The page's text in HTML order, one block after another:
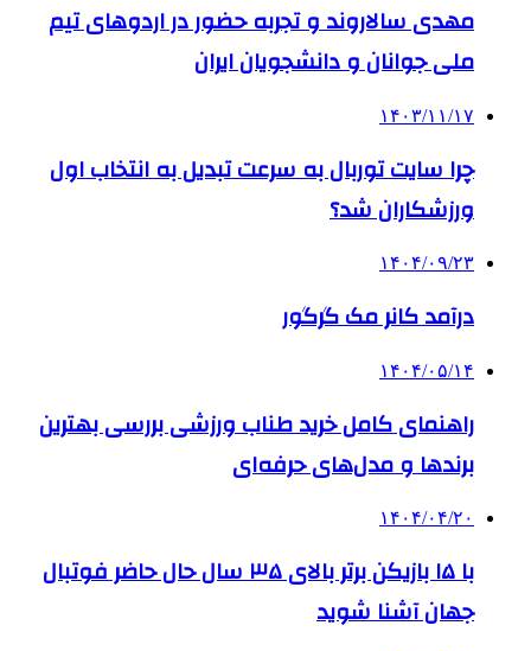
مهدی سالاروند و تجربه حضور در اردوهای تیم
ملی جوانان و دانشجویان ایران
۱۴۰۳/۱۱/۱۷
چرا سایت توربال به ‌سرعت تبدیل به انتخاب اول
ورزشکاران شد؟
۱۴۰۴/۰۹/۲۳
درآمد کانر مک گرگور
۱۴۰۴/۰۵/۱۴
راهنمای کامل خرید طناب ورزشی بررسی بهترین
برندها و مدل‌های حرفه‌ای
۱۴۰۴/۰۴/۲۰
با ۱۵ بازیکن برتر بالای ۳۵ سال حال حاضر فوتبال
جهان آشنا شوید